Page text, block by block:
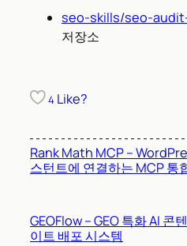
seo-skills/seo-
저장소
4 Like?
Rank Math MCP –
스턴트에 연결하는 MCP 통
GEOFlow – GEO 특화 AI 콘
이트 배포 시스템